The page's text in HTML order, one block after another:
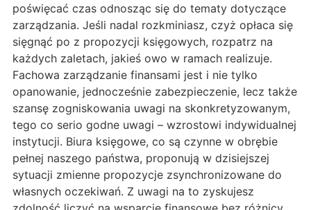
poświęcać czas odnosząc się do tematy dotyczące
zarządzania. Jeśli nadal rozkminiasz, czyż opłaca się
sięgnąć po z propozycji księgowych, rozpatrz na
każdych zaletach, jakieś owo w ramach realizuje.
Fachowa zarządzanie finansami jest i nie tylko
opanowanie, jednocześnie zabezpieczenie, lecz także
szansę zogniskowania uwagi na skonkretyzowanym,
tego co serio godne uwagi – wzrostowi indywidualnej
instytucji. Biura księgowe, co są czynne w obrębie
pełnej naszego państwa, proponują w dzisiejszej
sytuacji zmienne propozycje zsynchronizowane do
własnych oczekiwań. Z uwagi na to zyskujesz